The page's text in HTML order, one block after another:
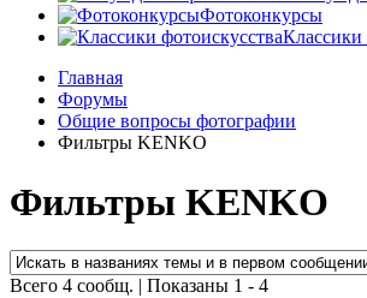
Фотоконкурсы
Классики
Главная
Форумы
Общие вопросы фотографии
Фильтры KENKO
Фильтры KENKO
Всего 4 сообщ. | Показаны 1 - 4